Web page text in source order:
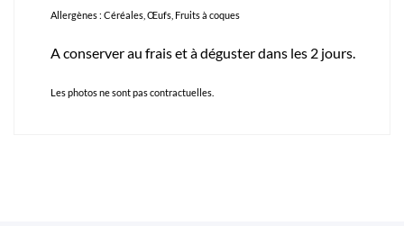
Allergènes : Céréales, Œufs, Fruits à coques
A conserver au frais et à déguster dans les 2 jours.
Les photos ne sont pas contractuelles.